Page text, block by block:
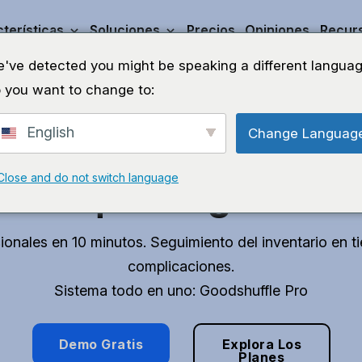
Soluciones Precios Opiniones
tiempo para
lo que te gusta.
en 10 minutos. Seguimiento del inventario en
complicaciones.
Sistema todo en uno: Goodshuffle Pro
Demo Gratis
Explora Los
Planes
detected you might be speaking a different
you want to change to:
English Change
and do not switch language